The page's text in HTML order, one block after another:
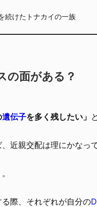
続けたトナカイの一族
の面がある？
遺伝子を多く残したい」
近親交配は理にかなっ
際、それぞれが自分の